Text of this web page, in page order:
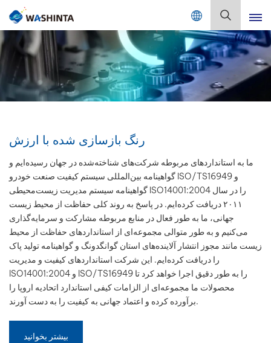
Mix Color Online
English
Français
Русский
Español
Português
日本語
한국어
بالعربية
رنگ بازسازی شده با ارزش
ما به استانداردهای مربوطه شرکت‌های شناخته‌شده در جهان رسیده‌ایم و
گواهینامه بین‌المللی سیستم کیفیت صنعت خودرو ISO/TS16949 و
گواهینامه سیستم مدیریت زیست‌محیطی ISO14001:2004 را در سال
۲۰۱۱ دریافت کرده‌ایم. در پاسخ به روند کلی حفاظت از محیط زیست
جهانی، ما به طور فعال در منابع مربوطه مشارکت و سرمایه‌گذاری
می‌کنیم و به طور متوالی مجموعه‌ای از استانداردهای حفاظت از محیط
زیست مانند مجوز انتشار آلاینده‌های استان گوانگدونگ و گواهینامه تولید پاک
را دریافت کرده‌ایم. این شرکت استانداردهای کیفیت و مدیریت
ISO14001:2004 و ISO/TS16949 را به طور دقیق اجرا خواهد کرد تا
محصولات ما مجموعه‌ای از الزامات کیفی استاندارد اتحادیه اروپا را
برآورده کرده و اعتماد جهانی به کیفیت را به دست آورند.
بیشتر بخوانید